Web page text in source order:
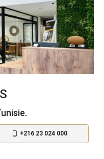
+216 23 024 000